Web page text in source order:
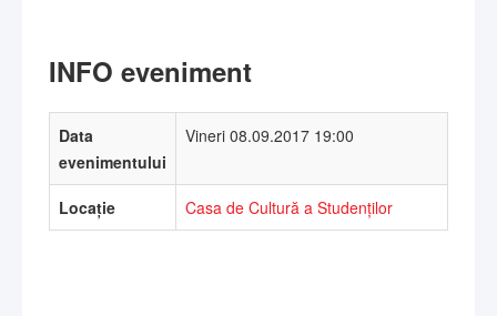
INFO eveniment
Data
evenimentului
Vineri 08.09.2017 19:00
Locație Casa de Cultură a Studenților